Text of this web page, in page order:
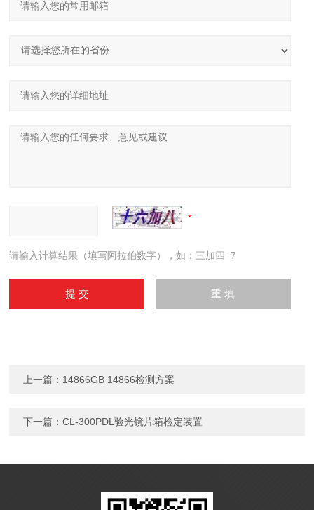
请输入计算结果（填写阿拉伯数字），如：三加四=7
上一篇： 14866GB 14866检测方案
下一篇：CL-300PDL验光镜片箱检定装置